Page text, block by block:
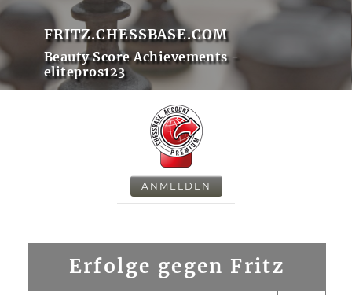
FRITZ.CHESSBASE.COM
Beauty Score Achievements -
elitepros123
ANMELDEN
Erfolge gegen Fritz